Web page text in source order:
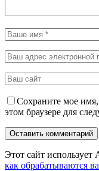
Сохраните мое
этом браузере для
Этот сайт использует
как обрабатываются